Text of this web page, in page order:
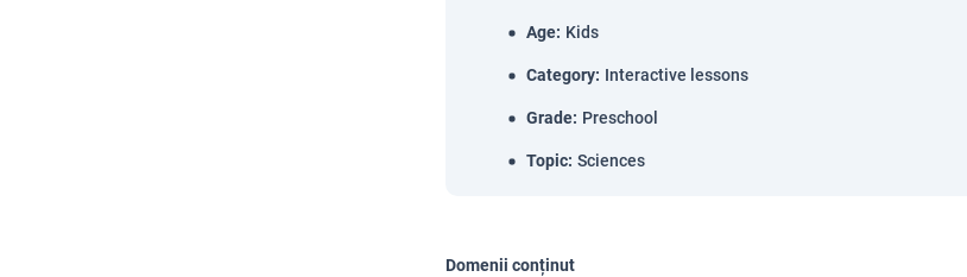
Age: Kids
Category: Interactive lessons
Grade: Preschool
Topic: Sciences
Domenii conținut